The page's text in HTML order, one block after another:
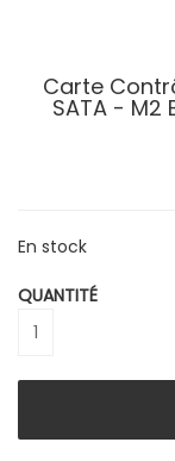
Carte
SATA - M2
En stock
QUANTITÉ